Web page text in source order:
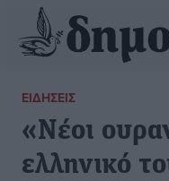
ΕΙΔΉΣΕΙΣ
«Νέοι
ελληνικό